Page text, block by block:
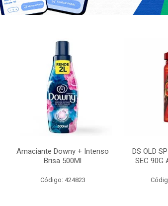
Amaciante Downy + Intenso
Brisa 500Ml
Código: 424823
DS OLD
SEC 90G